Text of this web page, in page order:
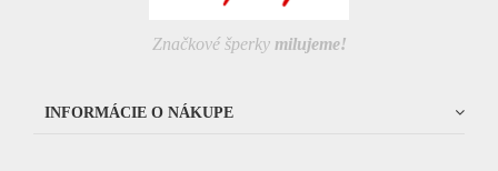
Značkové šperky milujeme!
INFORMÁCIE O NÁKUPE